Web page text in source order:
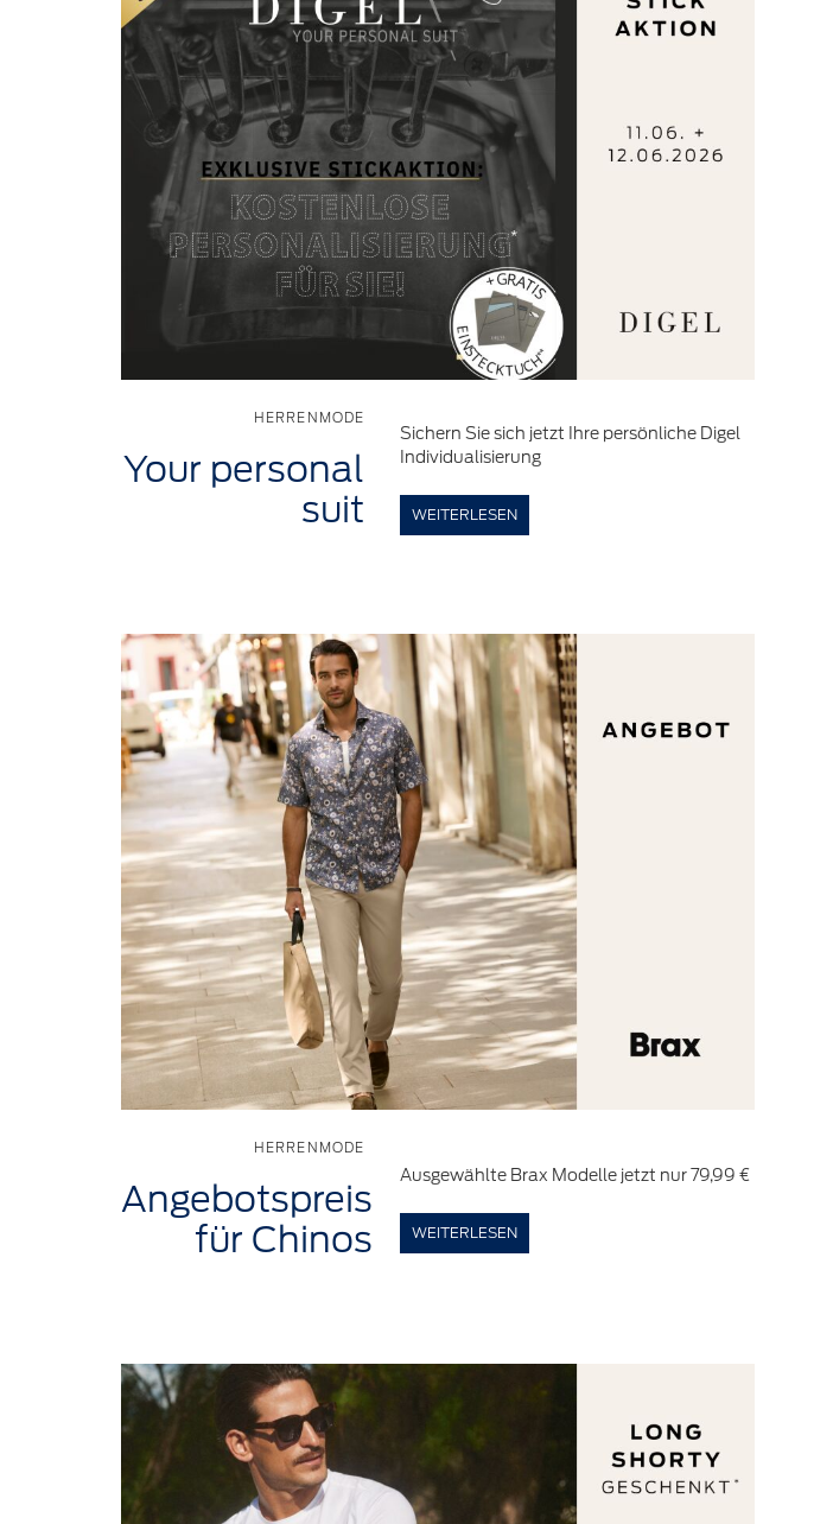
HERRENMODE
Your personal
suit
Sichern Sie sich jetzt Ihre persönliche Digel
Individualisierung
WEITERLESEN
HERRENMODE
Angebotspreis
für Chinos
Ausgewählte Brax Modelle jetzt nur 79,99 €
WEITERLESEN